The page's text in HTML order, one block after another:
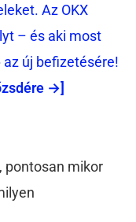
Az OKX
– és aki most
új befizetésére!
→]
pontosan mikor